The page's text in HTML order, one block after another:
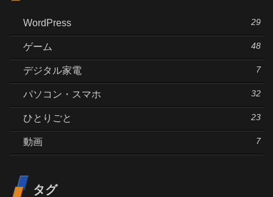
WordPress 29
ゲーム 48
デジタル家電 7
パソコン・スマホ 32
ひとりごと 23
動画 7
タグ